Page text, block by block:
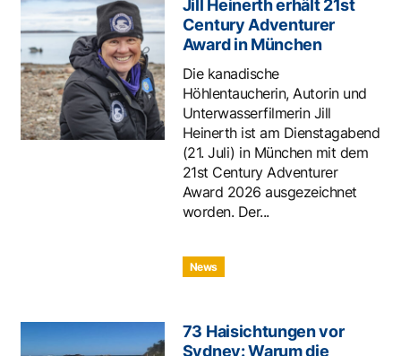
Jill Heinerth erhält 21st
Century Adventurer
Award in München
Die kanadische
Höhlentaucherin, Autorin und
Unterwasserfilmerin Jill
Heinerth ist am Dienstagabend
(21. Juli) in München mit dem
21st Century Adventurer
Award 2026 ausgezeichnet
worden. Der...
News
73 Haisichtungen vor
Sydney: Warum die